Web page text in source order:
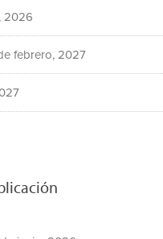
2026
febrero, 2027